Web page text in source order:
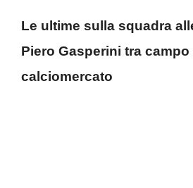
Le ultime sulla squadra
Piero Gasperini tra campo
calciomercato